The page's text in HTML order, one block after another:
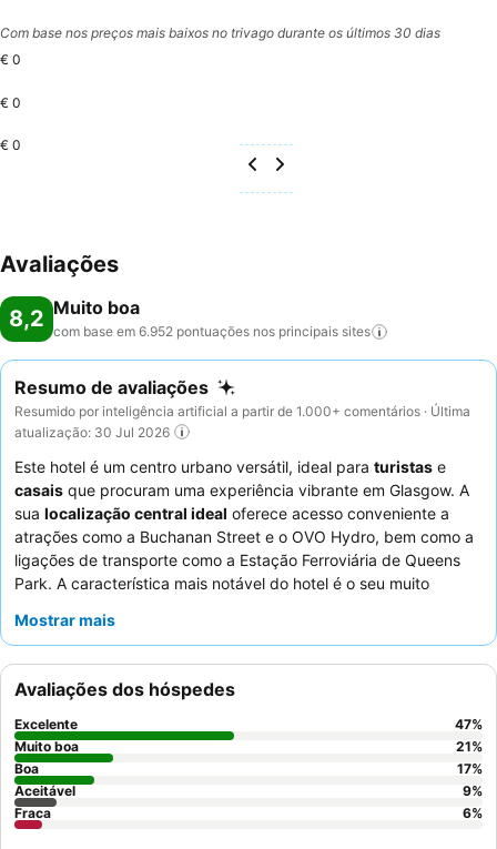
Com base nos preços mais baixos no trivago durante os últimos 30 dias
€ 0
€ 0
€ 0
Avaliações
8,2 Muito boa
com base em 6.952 pontuações nos principais sites
Resumo de avaliações
Resumido por inteligência artificial a partir de 1.000+ comentários · Última
atualização: 30 Jul 2026
Este hotel é um centro urbano versátil, ideal para turistas e
casais que procuram uma experiência vibrante em Glasgow. A
sua localização central ideal oferece acesso conveniente a
atrações como a Buchanan Street e o OVO Hydro, bem como a
ligações de transporte como a Estação Ferroviária de Queens
Park. A característica mais notável do hotel é o seu muito
seleção de opções quentes e frias para começar o dia. Os
prestabilidade dos funcionários
esforçam ao máximo. Para uma experiência mais espaçosa e
elegante, considere reservar uma das
, muitas das quais
apresentam designs únicos de dois níveis.
Mostrar mais
Avaliações dos hóspedes
Excelente 47%
Muito boa
21%
Boa
17%
Aceitável
9%
Fraca
6%